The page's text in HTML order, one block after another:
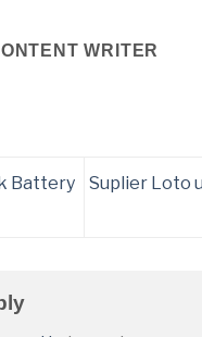
WRITER
Battery
Suplier Loto